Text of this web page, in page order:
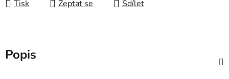
Tisk Zeptat se Sdílet
Popis